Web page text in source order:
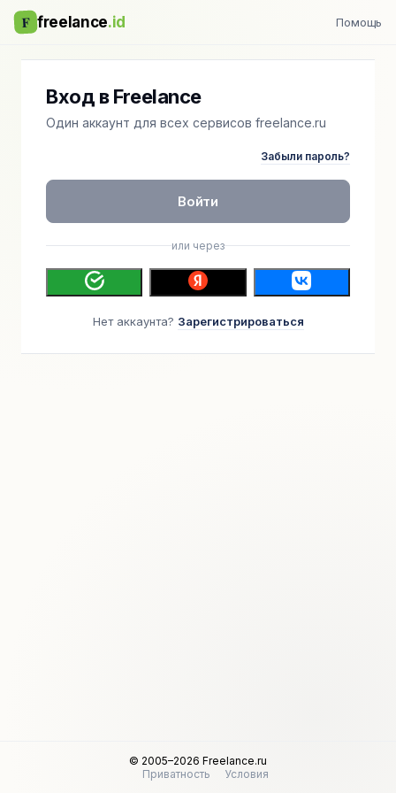
F freelance.id Помощь
Вход в Freelance
Один аккаунт для всех сервисов freelance.ru
Забыли пароль?
Войти
или через
Нет аккаунта? Зарегистрироваться
© 2005–2026 Freelance.ru
Приватность
Условия